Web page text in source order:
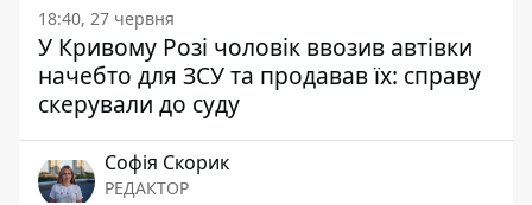
18:40, 27 червня
У Кривому Розі чоловік ввозив автівки
начебто для ЗСУ та продавав їх: справу
скерували до суду
Софія Скорик
РЕДАКТОР